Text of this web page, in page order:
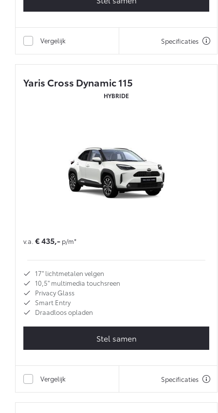
Vergelijk Specificaties
Yaris Cross Dynamic 115
HYBRIDE
v.a. € 435,- p/m*
17'' lichtmetalen velgen
10,5'' multimedia touchsreen
Privacy Glass
Smart Entry
Draadloos opladen
Stel samen
Vergelijk Specificaties